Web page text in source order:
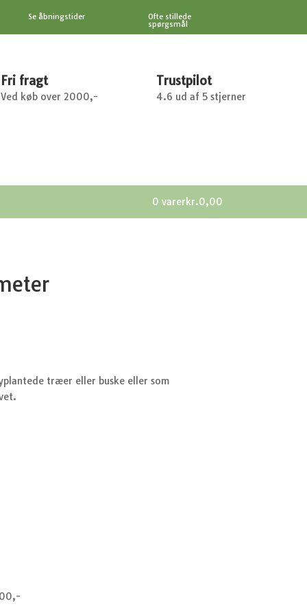
Se åbningstider Ofte stillede
spørgsmål
Fri fragt
Ved køb over 2000,-
Trustpilot
4.6 ud af 5 stjerner
0 varerkr.0,00
træer eller buske eller som